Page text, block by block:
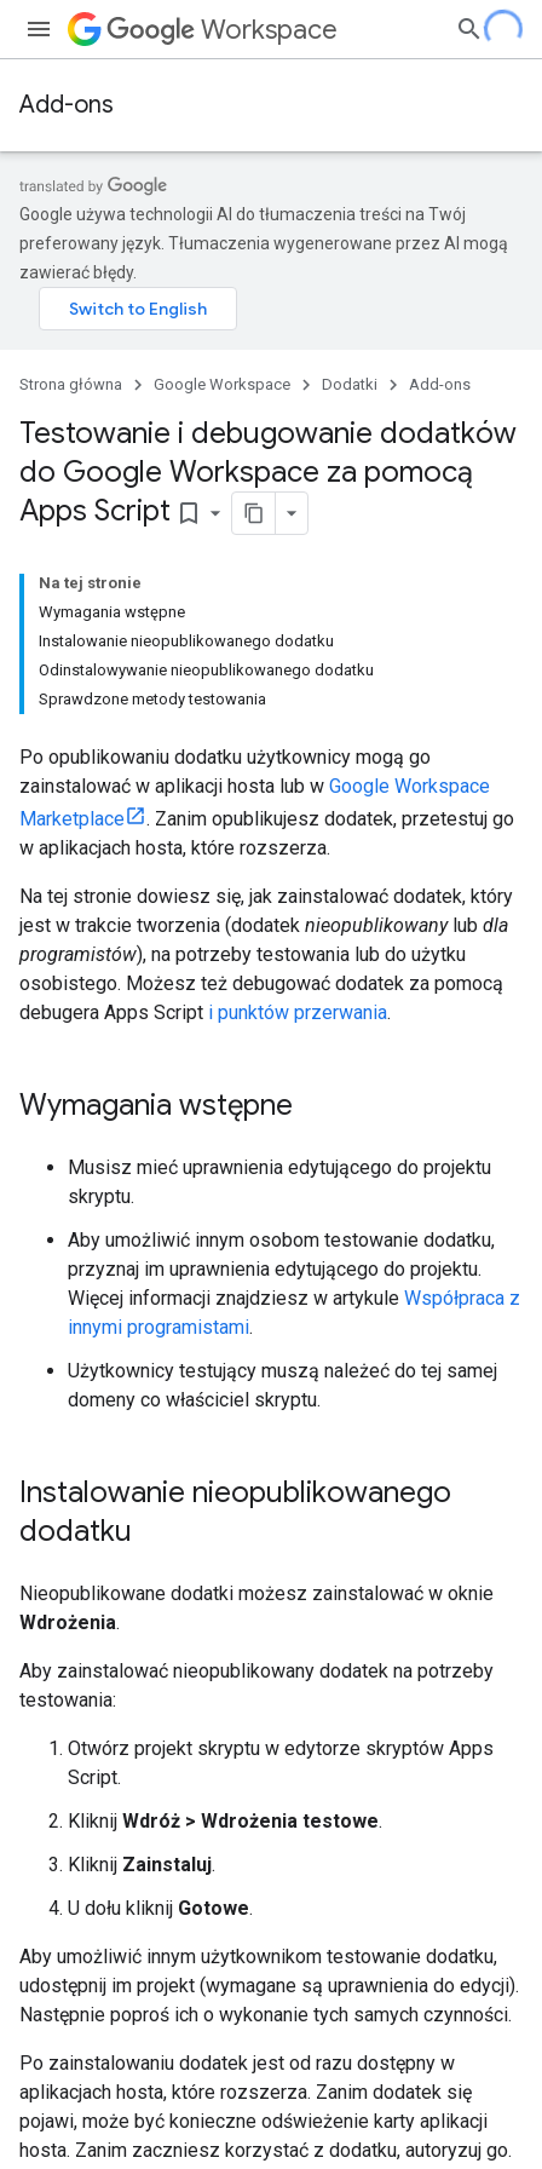
Workspace
Add-ons
Google używa technologii AI do tłumaczenia treści na Twój
preferowany język. Tłumaczenia wygenerowane przez AI mogą
zawierać błędy.
Strona główna Google Workspace Dodatki Add-ons
Testowanie i debugowanie dodatków
do Google Workspace za pomocą
Apps Script bookmark_border
Na tej stronie
Wymagania wstępne
Instalowanie nieopublikowanego dodatku
Odinstalowywanie nieopublikowanego dodatku
Sprawdzone metody testowania
Po opublikowaniu dodatku użytkownicy mogą go
zainstalować w aplikacji hosta lub w Google Workspace
Marketplace
. Zanim opublikujesz dodatek, przetestuj go
w aplikacjach hosta, które rozszerza.
Na tej stronie dowiesz się, jak zainstalować dodatek, który
jest w trakcie tworzenia (dodatek nieopublikowanylub dla
programistów), na potrzeby testowania lub do użytku
osobistego. Możesz też debugować dodatek za pomocą
debugera Apps Script i punktów przerwania.
Wymagania wstępne
Musisz mieć uprawnienia edytującego do projektu
skryptu.
Aby umożliwić innym osobom testowanie dodatku,
przyznaj im uprawnienia edytującego do projektu.
Więcej informacji znajdziesz w artykule Współpraca z
innymi programistami.
Użytkownicy testujący muszą należeć do tej samej
domeny co właściciel skryptu.
Instalowanie nieopublikowanego
dodatku
Nieopublikowane dodatki możesz zainstalować w oknie
Wdrożenia.
Aby zainstalować nieopublikowany dodatek na potrzeby
testowania:
Otwórz projekt skryptu w edytorze skryptów Apps
Script.
Kliknij Wdróż > Wdrożenia testowe.
Kliknij Zainstaluj.
U dołu kliknij Gotowe.
Aby umożliwić innym użytkownikom testowanie dodatku,
udostępnij im projekt (wymagane są uprawnienia do edycji).
Następnie poproś ich o wykonanie tych samych czynności.
Po zainstalowaniu dodatek jest od razu dostępny w
aplikacjach hosta, które rozszerza. Zanim dodatek się
pojawi, może być konieczne odświeżenie karty aplikacji
hosta. Zanim zaczniesz korzystać z dodatku, autoryzuj go.